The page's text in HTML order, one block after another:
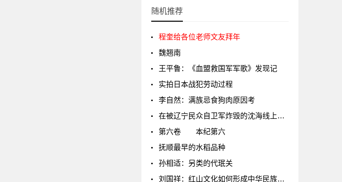
随机推荐
程奎给各位老师文友拜年
魏翘南
王平鲁：《血盟救国军军歌》发现记
实拍日本战犯劳动过程
李自然：满族忌食狗肉原因考
在被辽宁民众自卫军炸毁的沈海线上的列车前合影的日本守备队员
第六卷 本纪第六
抚顺最早的水稻品种
孙相适：另类的代珉关
刘国祥：红山文化如何形成中华民族共同文化基因？